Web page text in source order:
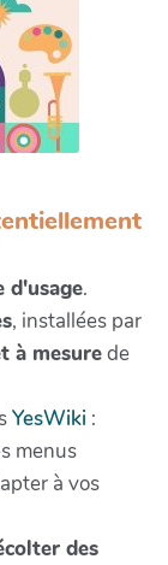
d'usage.
, installées par
à mesurede
YesWiki :
menus
à vos
des